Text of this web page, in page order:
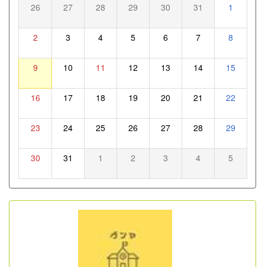
26 27 28 29 30 31 1
2 3 4 5 6 7 8
9 10 11 12 13 14 15
16 17 18 19 20 21 22
23 24 25 26 27 28 29
30 31 1 2 3 4 5